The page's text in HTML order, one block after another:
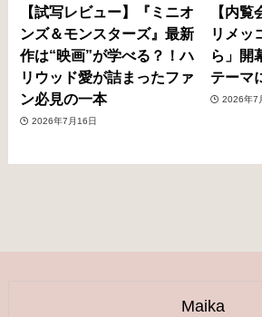
【試写レビュー】『ミニオ
ンズ＆モンスターズ』最新
作は“映画”が学べる？！ハ
リウッド愛が詰まったファ
ン必見の一本
2026年7月16日
【内
リメ
ら」開
テーマ
2026年7
Maika